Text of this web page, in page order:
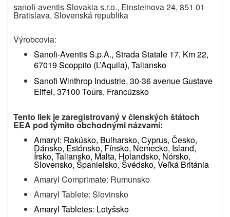
sanofi-aventis Slovakia s.r.o., Einsteinova 24, 851 01
Bratislava, Slovenská republika
Výrobcovia:
Sanofi-Aventis S.p.A., Strada Statale 17, Km 22,
67019 Scoppito (L’Aquila), Taliansko
Sanofi Winthrop Industrie, 30-36 avenue Gustave
Eiffel, 37100 Tours, Francúzsko
Tento liek je zaregistrovaný v členských štátoch
EEA pod týmito obchodnými názvami:
Amaryl: Rakúsko, Bulharsko, Cyprus, Česko,
Dánsko, Estónsko, Fínsko, Nemecko, Island,
Írsko, Taliansko, Malta, Holandsko, Nórsko,
Slovensko, Španielsko, Švédsko, Veľká Británia
Amaryl Comprimate: Rumunsko
Amaryl Tablete: Slovinsko
Amaryl Tabletes: Lotyšsko